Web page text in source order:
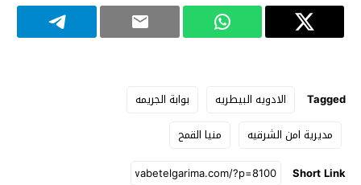
Tagged الادويه البيطريه
بوابة الجريمه
مديرية امن الشرقيه
منيا القمح
Short Link